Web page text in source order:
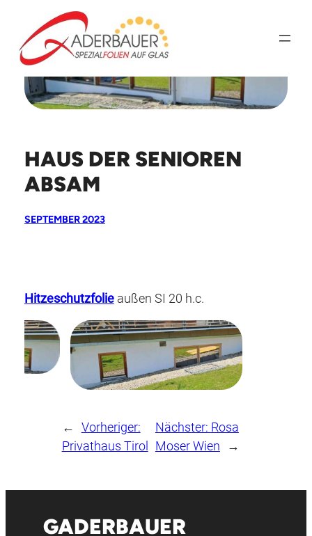
Inhalt
springen
HAUS DER SENIOREN
ABSAM
SEPTEMBER 2023
Hitzeschutzfolie außen SI 20 h.c.
←
Vorheriger:
Privathaus Tirol
Nächster: Rosa
Moser Wien
→
GADERBAUER